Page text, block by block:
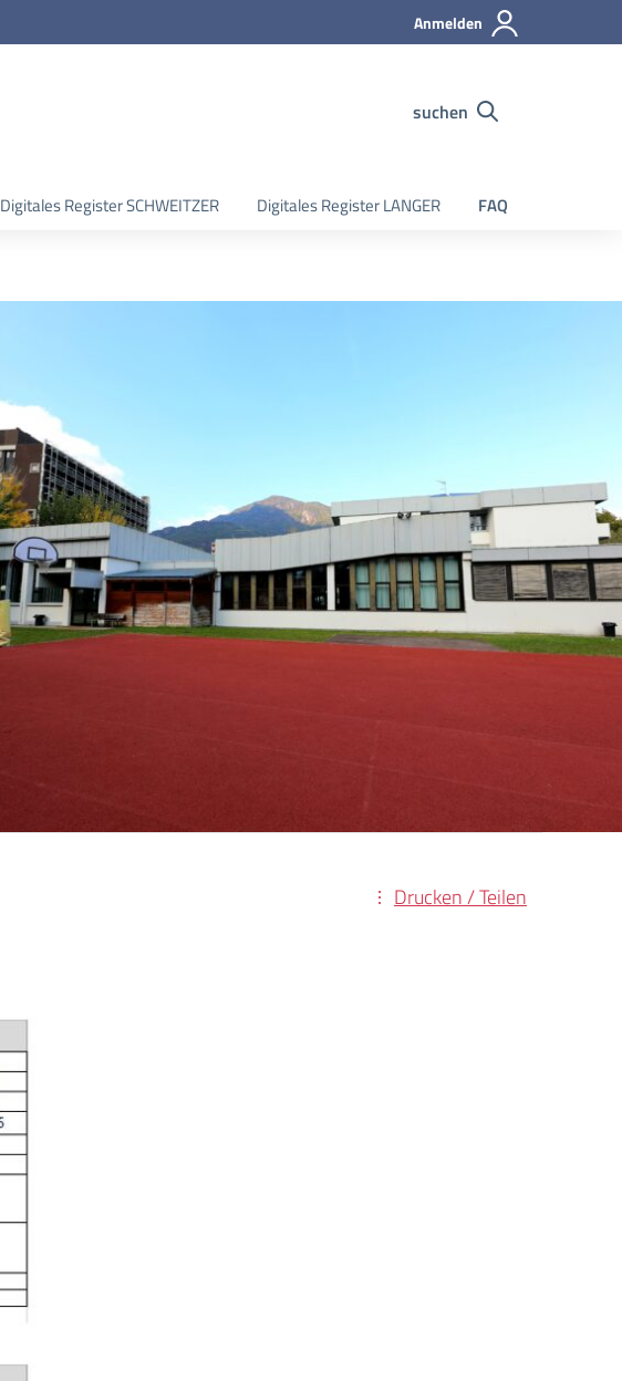
Anmelden
suchen
Digitales Register SCHWEITZER Digitales Register LANGER FAQ
Drucken / Teilen